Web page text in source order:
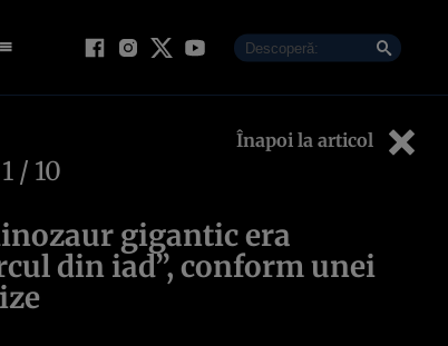
Înapoi la articol
1 / 10
gigantic era
din iad”, conform unei